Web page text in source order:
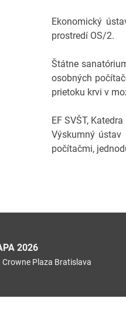
Ekonomický
prostredí OS/2.
Štátne
osobných
prietoku krvi v
EF SVŠT,
Výskumný ústav
počítačmi,
2026
Crowne Plaza Bratislava